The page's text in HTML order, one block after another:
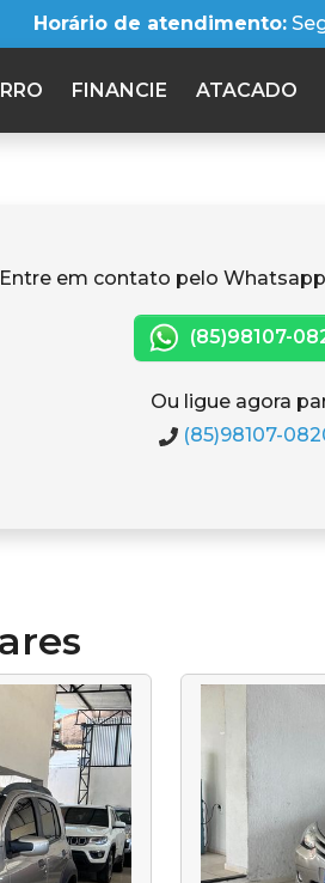
Horário de atendimento:
FINANCIE ATACADO
Entre em contato pelo
(85)98107-
Ou ligue agora
(85)98107-